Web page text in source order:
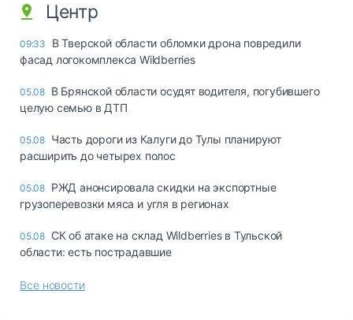
Центр
09:33
В Тверской области обломки дрона повредили
фасад логокомплекса Wildberries
05.08 В Брянской области осудят водителя, погубившего
целую семью в ДТП
05.08 Часть дороги из Калуги до Тулы планируют
расширить до четырех полос
05.08 РЖД анонсировала скидки на экспортные
грузоперевозки мяса и угля в регионах
05.08 СК об атаке на склад Wildberries в Тульской
области: есть пострадавшие
Все новости